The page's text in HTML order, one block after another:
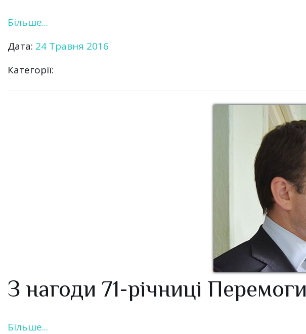
Більше...
Дата: 24 Травня 2016
Категорії:
З нагоди 71-річниці Перемоги
Більше...